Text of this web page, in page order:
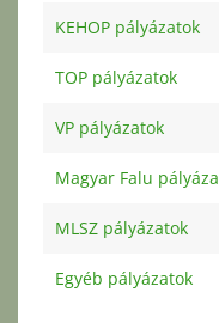
KEHOP pályázatok
TOP pályázatok
VP pályázatok
Magyar Falu
MLSZ pályázatok
Egyéb pályázatok